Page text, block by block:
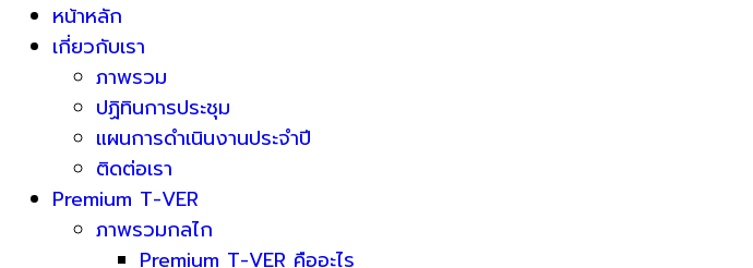
หน้าหลัก
เกี่ยวกับเรา
ภาพรวม
ปฏิทินการประชุม
แผนการดำเนินงานประจำปี
ติดต่อเรา
Premium T-VER
ภาพรวมกลไก
Premium T-VER คืออะไร